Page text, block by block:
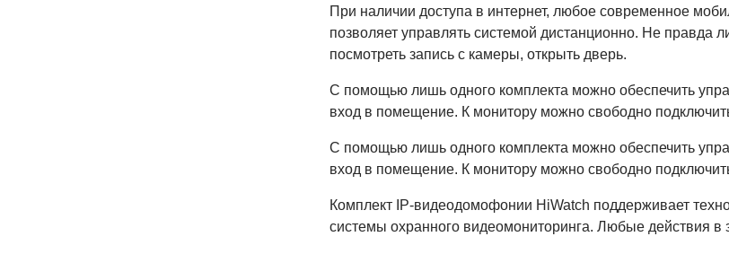
При наличии доступа в интернет, любое современное
позволяет управлять системой дистанционно. Не правда
посмотреть запись с камеры, открыть дверь.
С помощью лишь одного комплекта можно обеспечить
вход в помещение. К монитору можно свободно
С помощью лишь одного комплекта можно обеспечить
вход в помещение. К монитору можно свободно
Комплект IP-видеодомофонии HiWatch поддерживает
системы охранного видеомониторинга. Любые действия в